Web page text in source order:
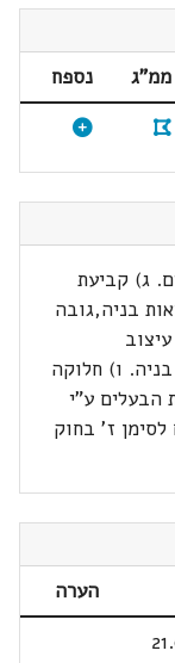
ממ"ג
נספח
ג) קביעת
בניה,גובה
ו) חלוקה
ע"י
ז' בחוק
הערה